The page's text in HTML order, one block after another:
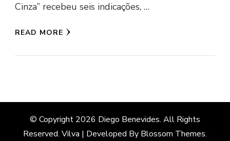
Cinza” recebeu seis indicações, …
READ MORE
© Copyright 2026 Diego Benevides. All Rights
Reserved. Vilva | Developed By Blossom Themes.